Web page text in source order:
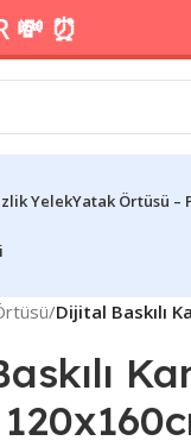
💸 ⏰
YelekYatak Örtüsü –
/Dijital Baskılı